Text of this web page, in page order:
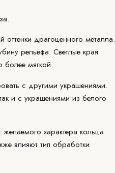
оттенки драгоценного металла.
рельефа. Светлые края
более мягкой.
с другими украшениями.
и с украшениями из белого
характера кольца
влияют тип обработки